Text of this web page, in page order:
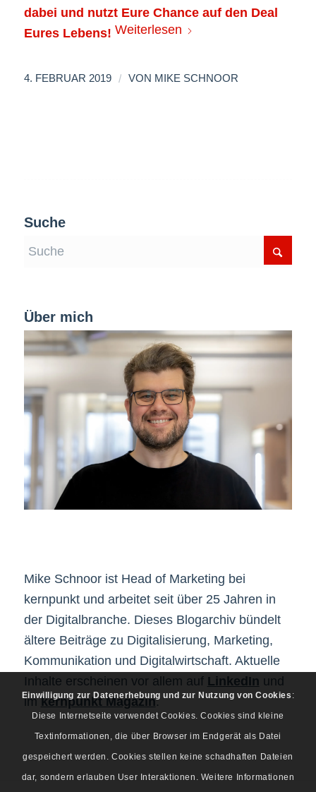
dabei und nutzt Eure Chance auf den Deal
Eures Lebens! Weiterlesen
4. FEBRUAR 2019 / VON MIKE SCHNOOR
Suche
Über mich
Mike Schnoor ist Head of Marketing bei
kernpunkt und arbeitet seit über 25 Jahren in
der Digitalbranche. Dieses Blogarchiv bündelt
ältere Beiträge zu Digitalisierung, Marketing,
Kommunikation und Digitalwirtschaft. Aktuelle
Inhalte erscheinen vor allem auf LinkedIn und
imkernpunkt Magazin.
Einwilligung zur Datenerhebung und zur Nutzung von Cookies :
Diese Internetseite verwendet Cookies. Cookies sind kleine
Textinformationen, die über Browser im Endgerät als Datei
gespeichert werden. Cookies stellen keine schadhaften Dateien
dar, sondern erlauben User Interaktionen. Weitere Informationen